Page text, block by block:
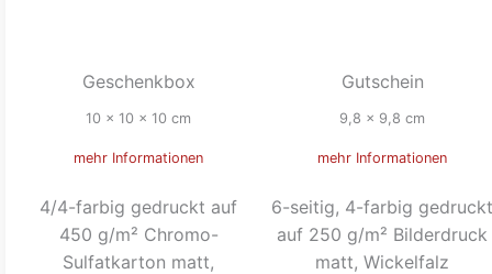
Geschenkbox
10 x 10 x 10 cm
mehr Informationen
4/4-farbig gedruckt auf
450 g/m² Chromo-
Sulfatkarton matt,
Gutschein
9,8 x 9,8 cm
mehr Informationen
6-seitig, 4-farbig gedruckt
auf 250 g/m² Bilderdruck
matt, Wickelfalz